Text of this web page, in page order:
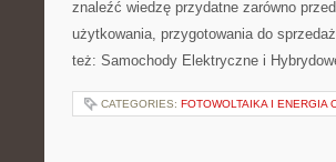
znaleźć wiedzę przydatne zarówno
użytkowania, przygotowania do
też: Samochody Elektryczne i
CATEGORIES: FOTOWOLTAIKA I ENERGIA